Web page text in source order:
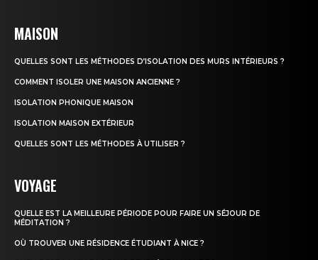
MAISON
QUELLES SONT LES MÉTHODES D’ISOLATION DES MURS INTÉRIEURS ?
COMMENT ISOLER UNE MAISON ANCIENNE ?
ISOLATION PHONIQUE MAISON
ISOLATION MAISON EXTÉRIEUR
QUELLES SONT LES MÉTHODES À UTILISER ?
VOYAGE
QUELLE EST LA MEILLEURE PÉRIODE POUR FAIRE UN SÉJOUR DE
MÉDITATION ?
OÙ TROUVER UNE RÉSIDENCE ÉTUDIANT À NICE ?